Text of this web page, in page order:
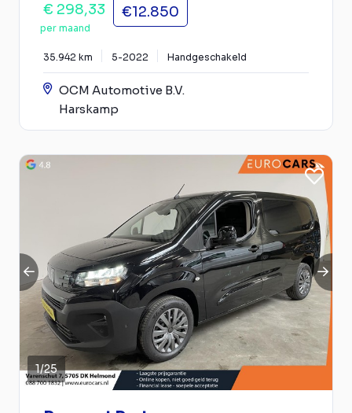
€ 298,33
per maand
€12.850
35.942 km 5-2022 Handgeschakeld
OCM Automotive B.V.
Harskamp
1/25